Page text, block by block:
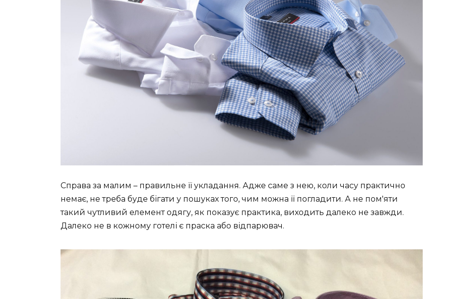
Справа за малим – правильне її укладання. Адже саме з нею, коли часу практично
немає, не треба буде бігати у пошуках того, чим можна її погладити. А не пом'яти
такий чутливий елемент одягу, як показує практика, виходить далеко не завжди.
Далеко не в кожному готелі є праска або відпарювач.